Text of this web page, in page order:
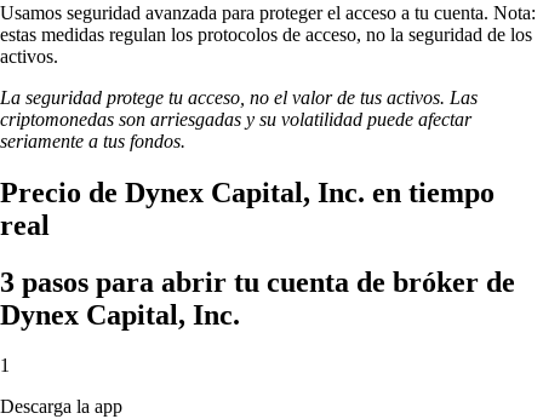
Usamos seguridad avanzada para proteger el acceso a tu cuenta. Nota:
estas medidas regulan los protocolos de acceso, no la seguridad de los
activos.
La seguridad protege tu acceso, no el valor de tus activos. Las
criptomonedas son arriesgadas y su volatilidad puede afectar
seriamente a tus fondos.
Precio de Dynex Capital, Inc. en tiempo
real
3 pasos para abrir tu cuenta de bróker de
Dynex Capital, Inc.
1
Descarga la app